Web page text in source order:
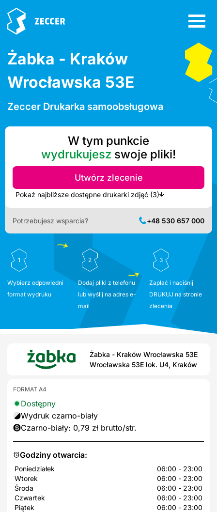
Żabka - Kraków
Wrocławska 53E
Zeccer Drukarka samoobsługowa
W tym punkcie
wydrukujesz swoje pliki!
Utwórz zlecenie
Pokaż najbliższe dostępne drukarki zdjęć (3)
Potrzebujesz wsparcia? +48 530 657 000
1
Wybierz odpowiedni
format wydruku
2
Dodaj pliki z telefonu
lub wyślij na adres e-
mail
3
Zapłać i naciśnij
DRUKUJ na stronie
zlecenia
Żabka - Kraków Wrocławska 53E
Wrocławska 53E lok. U4, Kraków
Godziny otwarcia:
Poniedziałek
06:00 - 23:00
Wtorek
06:00 - 23:00
Środa
06:00 - 23:00
Czwartek
06:00 - 23:00
Piątek
06:00 - 23:00
FORMAT A4
Dostępny
Wydruk czarno-biały
Czarno-biały: 0,79 zł brutto/str.